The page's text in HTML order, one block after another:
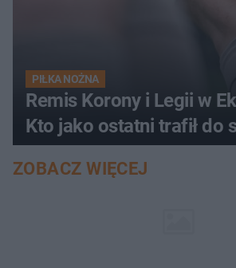
PIŁKA NOŻNA
Remis Korony i Legii w
Kto jako ostatni trafił do
ZOBACZ WIĘCEJ